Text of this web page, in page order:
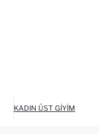
KADIN ÜST GIYIM